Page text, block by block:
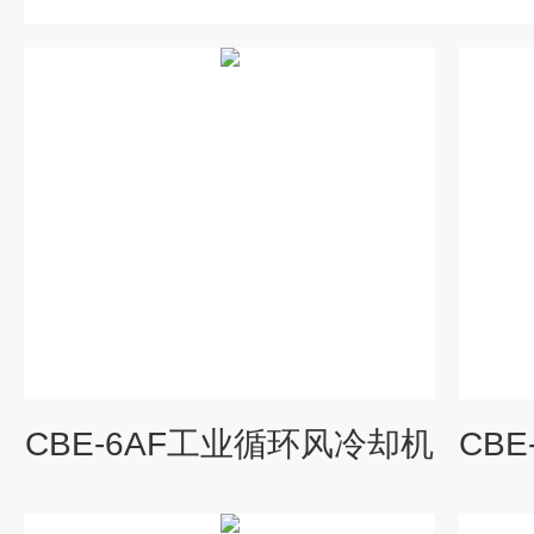
CBE-6AF工业循环风冷却机